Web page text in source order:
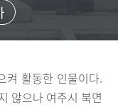
켜 활동한 인물이다.
않으나 여주시 북면